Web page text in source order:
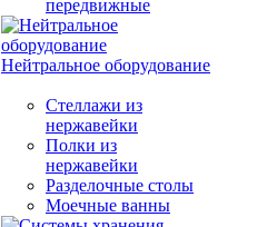
передвижные
Нейтральное оборудование
Стеллажи из
нержавейки
Полки из
нержавейки
Разделочные столы
Моечные ванны